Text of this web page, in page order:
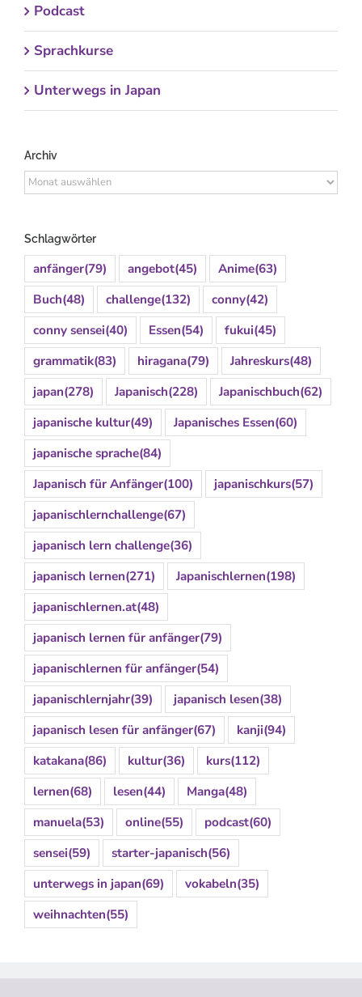
Podcast
Sprachkurse
Unterwegs in Japan
Archiv
Archiv
Schlagwörter
anfänger(79) angebot(45) Anime(63)
Buch(48) challenge(132) conny(42)
conny sensei(40) Essen(54) fukui(45)
grammatik(83) hiragana(79) Jahreskurs(48)
japan(278) Japanisch(228) Japanischbuch(62)
japanische kultur(49) Japanisches Essen(60)
japanische sprache(84)
Japanisch für Anfänger(100) japanischkurs(57)
japanischlernchallenge(67)
japanisch lern challenge(36)
japanisch lernen(271) Japanischlernen(198)
japanischlernen.at(48)
japanisch lernen für anfänger(79)
japanischlernen für anfänger(54)
japanischlernjahr(39) japanisch lesen(38)
japanisch lesen für anfänger(67) kanji(94)
katakana(86) kultur(36) kurs(112)
lernen(68) lesen(44) Manga(48)
manuela(53) online(55) podcast(60)
sensei(59) starter-japanisch(56)
unterwegs in japan(69) vokabeln(35)
weihnachten(55)